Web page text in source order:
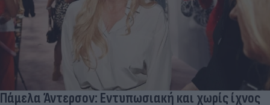
Πάμελα Άντερσον: Εντυπωσιακή και χωρίς ίχνος